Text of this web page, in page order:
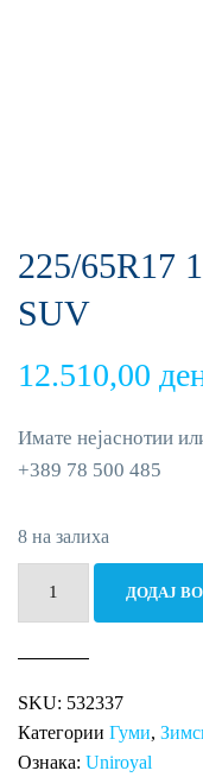
225/65R17
SUV
12.510,00
Имате нејаснотии
+389 78 500 485
8 на залиха
5
SUV
количина
ДОДАЈ
SKU: 532337
Категории Гуми,
Ознака: Uniroyal